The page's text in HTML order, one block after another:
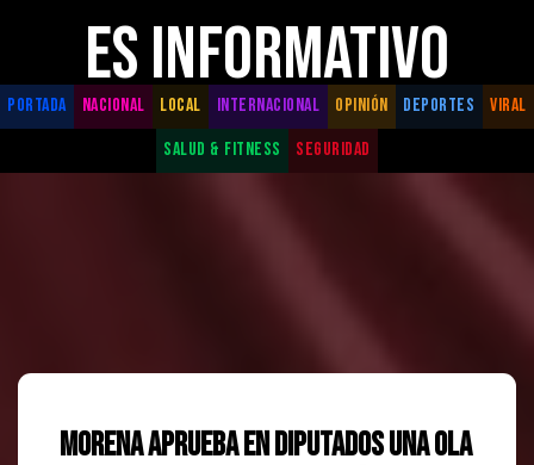
ES INFORMATIVO
PORTADA NACIONAL LOCAL INTERNACIONAL OPINIÓN DEPORTES
VIRAL
SALUD & FITNESS
SEGURIDAD
Morena aprueba en Diputados una ola